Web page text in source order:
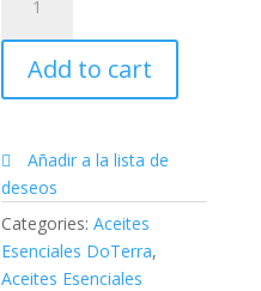
Esencial
De
Salvia
esclarea
15ML
DŌTERRA
quantity
Add to cart
Añadir a la lista de
deseos
Categories:Aceites
Esenciales DoTerra,
Aceites Esenciales